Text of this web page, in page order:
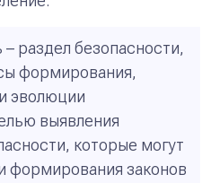
раздел безопасности,
формирования,
эволюции
выявления
которые могут
формирования законов